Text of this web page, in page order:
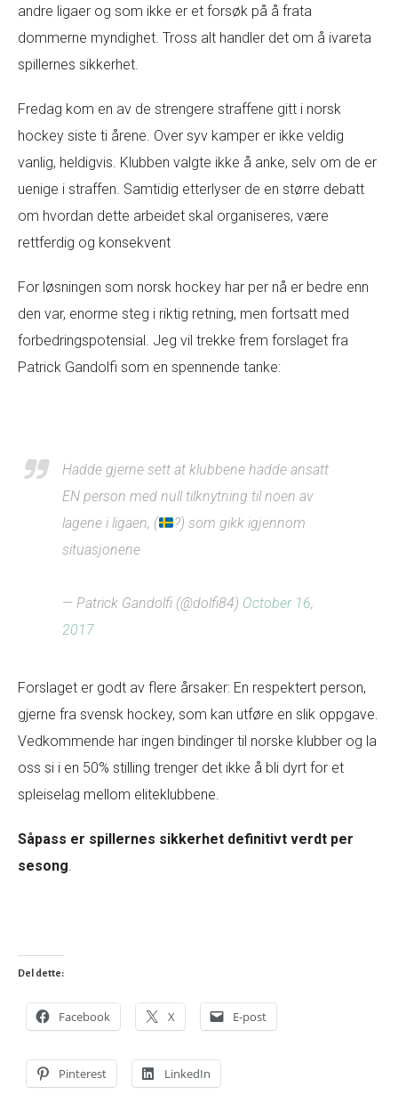
andre ligaer og som ikke er et forsøk på å frata
dommerne myndighet. Tross alt handler det om å ivareta
spillernes sikkerhet.
Fredag kom en av de strengere straffene gitt i norsk
hockey siste ti årene. Over syv kamper er ikke veldig
vanlig, heldigvis. Klubben valgte ikke å anke, selv om de er
uenige i straffen. Samtidig etterlyser de en større debatt
om hvordan dette arbeidet skal organiseres, være
rettferdig og konsekvent
For løsningen som norsk hockey har per nå er bedre enn
den var, enorme steg i riktig retning, men fortsatt med
forbedringspotensial. Jeg vil trekke frem forslaget fra
Patrick Gandolfi som en spennende tanke:
Hadde gjerne sett at klubbene hadde ansatt
EN person med null tilknytning til noen av
lagene i ligaen, (
?) som gikk igjennom
situasjonene
— Patrick Gandolfi (@dolfi84) October 16,
2017
Forslaget er godt av flere årsaker: En respektert person,
gjerne fra svensk hockey, som kan utføre en slik oppgave.
Vedkommende har ingen bindinger til norske klubber og la
oss si i en 50% stilling trenger det ikke å bli dyrt for et
spleiselag mellom eliteklubbene.
Såpass er spillernes sikkerhet definitivt verdt per
sesong.
Del dette:
Facebook X E-post
Pinterest LinkedIn